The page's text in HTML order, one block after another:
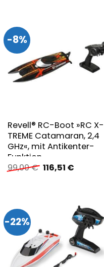
-8%
Revell® RC-Boot »RC X-
TREME Catamaran, 2,4
GHz«, mit Antikenter-
Funktion
99,00€ Ursprünglicher
Preis
116,51 €Aktueller
-22%